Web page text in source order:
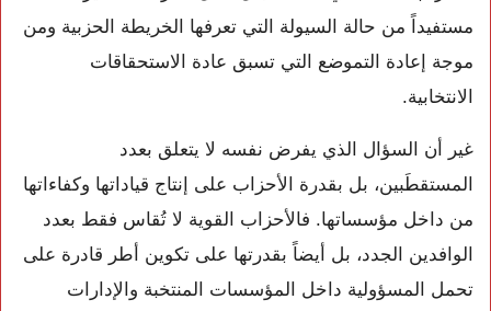
مستفيداً من حالة السيولة التي تعرفها الخريطة الحزبية ومن
موجة إعادة التموضع التي تسبق عادة الاستحقاقات
الانتخابية.
غير أن السؤال الذي يفرض نفسه لا يتعلق بعدد
المستقطَبين، بل بقدرة الأحزاب على إنتاج قياداتها وكفاءاتها
من داخل مؤسساتها. فالأحزاب القوية لا تُقاس فقط بعدد
الوافدين الجدد، بل أيضاً بقدرتها على تكوين أطر قادرة على
تحمل المسؤولية داخل المؤسسات المنتخبة والإدارات